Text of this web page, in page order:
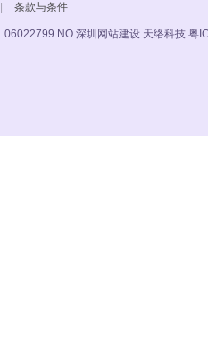
条款与条件
06022799 NO 深圳网站建设 天络科技 粤